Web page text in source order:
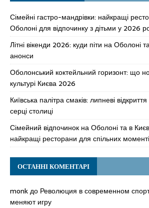
Сімейні гастро-мандрівки: найкращі
Оболоні для відпочинку з дітьми у 2026
Літні вікенди 2026: куди піти на Оболоні
анонси
Оболонський коктейльний горизонт: що
культурі Києва 2026
Київська палітра смаків: липневі
серці столиці
Сімейний відпочинок на Оболоні та в
найкращі ресторани для спільних
ОСТАННІ КОМЕНТАРІ
monkдо Революция в современном
меняют игру